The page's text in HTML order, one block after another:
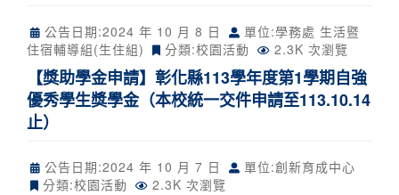
公告日期:2024 年 10 月 8 日
單位:學務處 生活暨
住宿輔導組(生住組)
分類:校園活動 2.3K 次瀏覽
【獎助學金申請】彰化縣113學年度第1學期自強
優秀學生獎學金（本校統一交件申請至113.10.14
止）
公告日期:2024 年 10 月 7 日
單位:創新育成中心
分類:校園活動 2.3K 次瀏覽